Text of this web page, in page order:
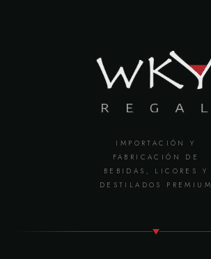
IMPORTACIÓN Y
FABRICACIÓN DE
BEBIDAS, LICORES Y
DESTILADOS PREMIUM